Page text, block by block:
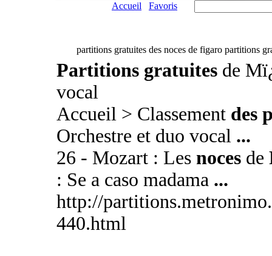
Accueil Favoris
partitions gratuites des noces de figaro partitions
Partitions gratuites de
vocal
Accueil > Classement des
Orchestre et duo vocal ...
26 - Mozart : Les noces de
: Se a caso madama ...
http://
440.html